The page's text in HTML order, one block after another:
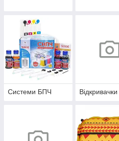
Системи БПЧ Відкривачки